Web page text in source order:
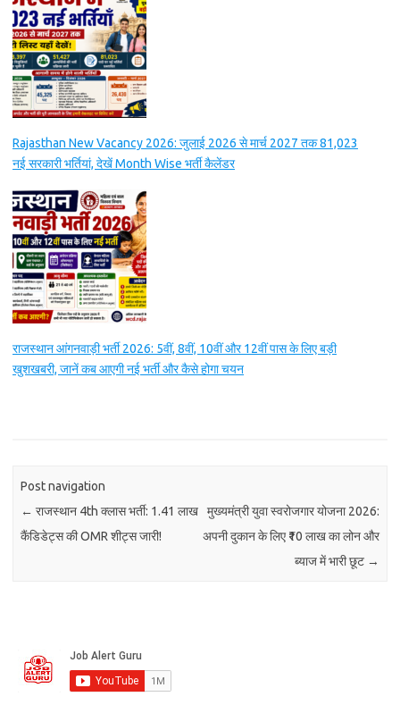
Rajasthan New Vacancy 2026: जुलाई 2026 से मार्च 2027 तक 81,023
नई सरकारी भर्तियां, देखें Month Wise भर्ती कैलेंडर
राजस्थान आंगनवाड़ी भर्ती 2026: 5वीं, 8वीं, 10वीं और 12वीं पास के लिए बड़ी
खुशखबरी, जानें कब आएगी नई भर्ती और कैसे होगा चयन
Post navigation
← राजस्थान 4th क्लास भर्ती: 1.41 लाख
कैंडिडेट्स की OMR शीट्स जारी!
मुख्यमंत्री युवा स्वरोजगार योजना 2026:
अपनी दुकान के लिए ₹10 लाख का लोन और
ब्याज में भारी छूट →